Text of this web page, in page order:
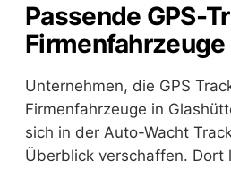
Passende GPS-
Unternehmen, die GPS
Firmenfahrzeuge in
sich in der Auto-Wacht
Überblick verschaffen. Dort